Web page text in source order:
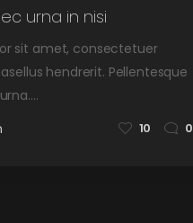
urna in nisi
sit amet, consectetuer
hendrerit. Pellentesque
10 0